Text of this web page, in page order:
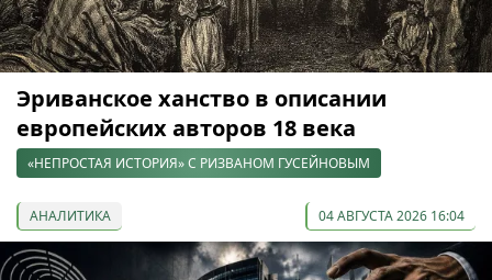
Эриванское ханство в описании
европейских авторов 18 века
«НЕПРОСТАЯ ИСТОРИЯ» С РИЗВАНОМ ГУСЕЙНОВЫМ
АНАЛИТИКА 04 АВГУСТА 2026 16:04